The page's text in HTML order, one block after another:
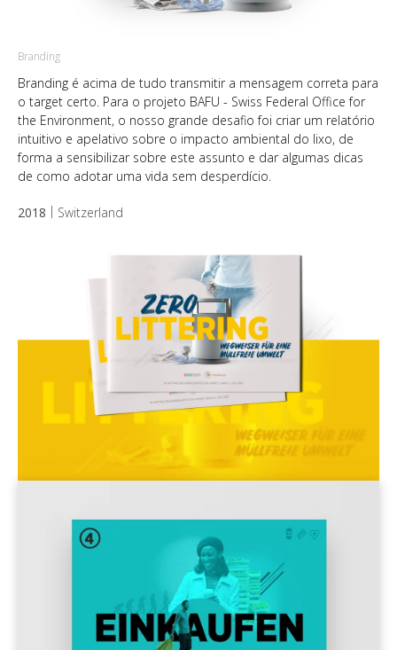
Branding
Branding é acima de tudo transmitir a mensagem correta para
o target certo. Para o projeto BAFU - Swiss Federal Office for
the Environment, o nosso grande desafio foi criar um relatório
intuitivo e apelativo sobre o impacto ambiental do lixo, de
forma a sensibilizar sobre este assunto e dar algumas dicas
de como adotar uma vida sem desperdício.
2018 Switzerland